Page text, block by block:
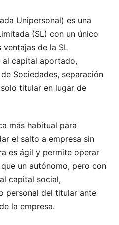
Unipersonal) es una
(SL) con un único
de la SL
capital aportado,
Sociedades, separación
titular en lugar de
más habitual para
el salto a empresa sin
es ágil y permite operar
un autónomo, pero con
capital social,
personal del titular ante
la empresa.